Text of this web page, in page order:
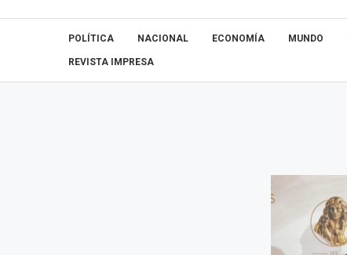
POLÍTICA NACIONAL ECONOMÍA MUNDO
REVISTA IMPRESA